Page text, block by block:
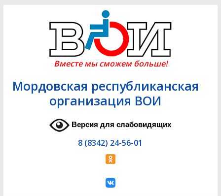
Вместе мы сможем больше!
Мордовская республиканская
организация ВОИ
Версия для слабовидящих
8 (8342) 24-56-01